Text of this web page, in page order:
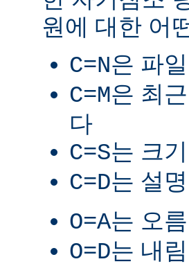
원에 대한 어
C=N은 파
C=M은 최
다
C=S는 크
C=D는 설
O=A는 오
O=D는 내